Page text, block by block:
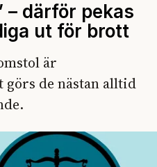
– därför pekas
ut för brott
är
de nästan alltid